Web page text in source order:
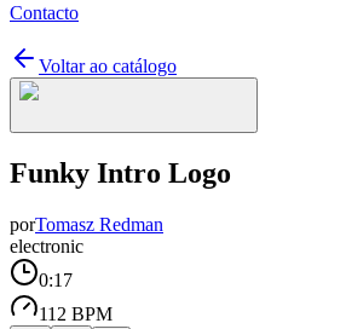
Contacto
Voltar ao catálogo
Funky Intro Logo
porTomasz Redman
electronic
0:17
112 BPM